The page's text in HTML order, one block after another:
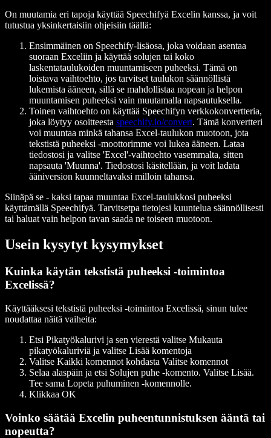
On muutamia eri tapoja käyttää Speechifyä Excelin kanssa, ja voit
tutustua yksinkertaisiin ohjeisiin täällä:
Ensimmäinen on Speechify-lisäosa, joka voidaan asentaa
suoraan Exceliin ja käyttää solujen tai koko
laskentataulukoiden muuntamiseen puheeksi. Tämä on
loistava vaihtoehto, jos tarvitset taulukon säännöllistä
lukemista ääneen, sillä se mahdollistaa nopean ja helpon
muuntamisen puheeksi vain muutamalla napsautuksella.
Toinen vaihtoehto on käyttää Speechifyn verkkokonvertteria,
joka löytyy osoitteesta speechify.io/convert. Tämä konvertteri
voi muuntaa minkä tahansa Excel-taulukon muotoon, jota
tekstistä puheeksi -moottorimme voi lukea ääneen. Lataa
tiedostosi ja valitse 'Excel'-vaihtoehto vasemmalta, sitten
napsauta 'Muunna'. Tiedostosi käsitellään, ja voit ladata
ääniversion kuunneltavaksi milloin tahansa.
Siinäpä se - kaksi tapaa muuntaa Excel-taulukkosi puheeksi
käyttämällä Speechifyä. Tarvitsetpa tietojesi kuuntelua säännöllisesti
tai haluat vain helpon tavan saada ne toiseen muotoon.
Usein kysytyt kysymykset
​​Kuinka käytän tekstistä puheeksi -toimintoa
Excelissä?
Käyttääksesi tekstistä puheeksi -toimintoa Excelissä, sinun tulee
noudattaa näitä vaiheita:
Etsi Pikatyökalurivi ja sen vierestä valitse Mukauta
pikatyökaluriviä ja valitse Lisää komentoja
Valitse Kaikki komennot kohdasta Valitse komennot
Selaa alaspäin ja etsi Solujen puhe -komento. Valitse Lisää.
Tee sama Lopeta puhuminen -komennolle.
Klikkaa OK
Voinko säätää Excelin puheentunnistuksen ääntä tai
nopeutta?